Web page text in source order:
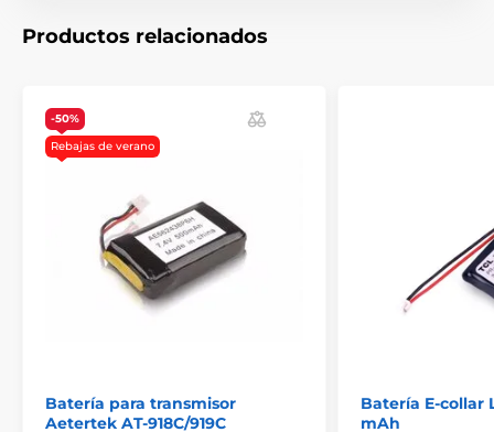
Accesorios Collares de adiestramiento
Productos relacionados
-50%
Rebajas de verano
Batería para transmisor
Aetertek AT-918C/919C
Batería E-collar
mAh